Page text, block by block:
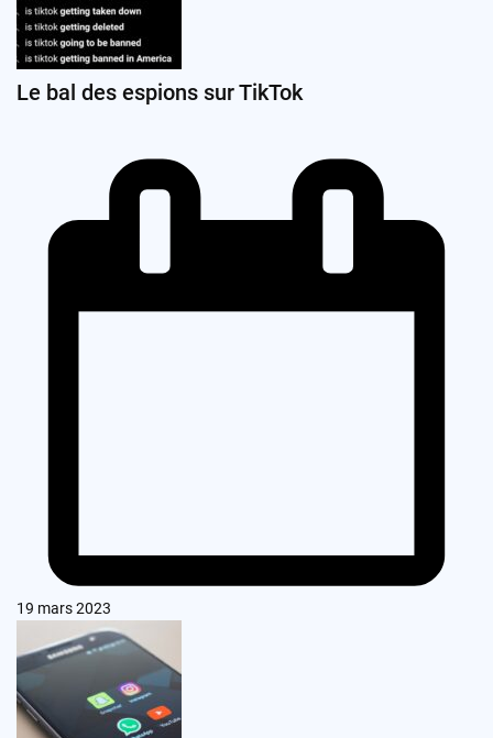
Le bal des espions sur TikTok
19 mars 2023